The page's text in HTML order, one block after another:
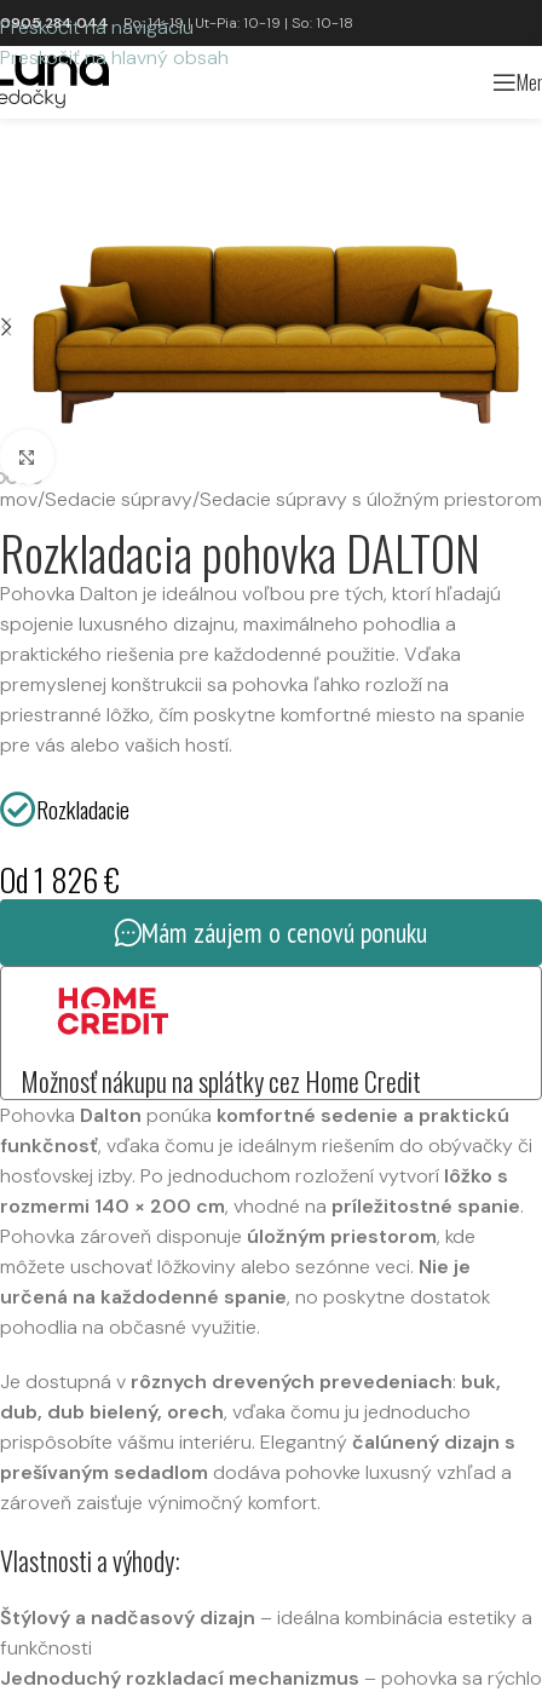
Preskočiť na navigáciu
Preskočiť na hlavný obsah
0905 284 044Po: 14-19 | Ut-Pia: 10-19 | So: 10-18
/Sedacie súpravy/Sedacie súpravy s úložným priestorom
Rozkladacia pohovka DALTON
Pohovka Dalton je ideálnou voľbou pre tých, ktorí hľadajú
spojenie luxusného dizajnu, maximálneho pohodlia a
praktického riešenia pre každodenné použitie. Vďaka
premyslenej konštrukcii sa pohovka ľahko rozloží na
priestranné lôžko, čím poskytne komfortné miesto na spanie
pre vás alebo vašich hostí.
Rozkladacie
Od1 826€
Mám záujem o cenovú ponuku
Možnosť nákupu na splátky cez Home Credit
Pohovka Dalton ponúka komfortné sedenie a praktickú
funkčnosť, vďaka čomu je ideálnym riešením do obývačky či
hosťovskej izby. Po jednoduchom rozložení vytvorí lôžko s
rozmermi 140 × 200 cm, vhodné na príležitostné spanie.
Pohovka zároveň disponuje úložným priestorom, kde
môžete uschovať lôžkoviny alebo sezónne veci. Nie je
určená na každodenné spanie, no poskytne dostatok
pohodlia na občasné využitie.
Je dostupná v rôznych drevených prevedeniach: buk,
dub, dub bielený, orech, vďaka čomu ju jednoducho
prispôsobíte vášmu interiéru. Elegantný čalúnený dizajn s
prešívaným sedadlom dodáva pohovke luxusný vzhľad a
zároveň zaisťuje výnimočný komfort.
Vlastnosti a výhody:
Štýlový a nadčasový dizajn – ideálna kombinácia estetiky a
funkčnosti
Jednoduchý rozkladací mechanizmus – pohovka sa rýchlo